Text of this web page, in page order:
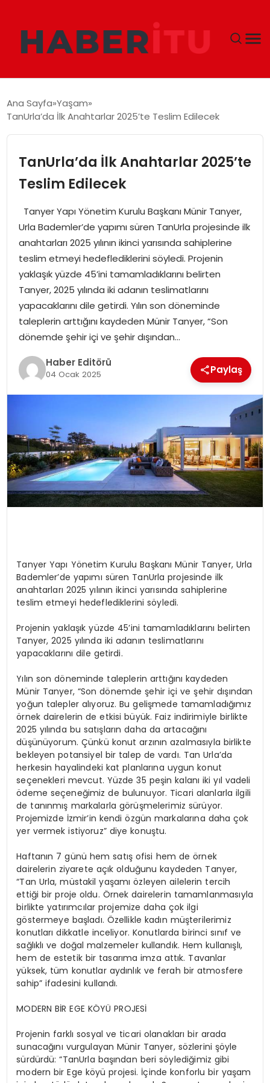
EKONOMI
SIYASET
TEKNOLOJI
EĞITIM
MAGAZIN
SPOR
YAŞAM
Ana Sayfa Yaşam
TanUrla’da İlk Anahtarlar 2025’te Teslim Edilecek
TanUrla’da İlk Anahtarlar 2025’te
Teslim Edilecek
Tanyer Yapı Yönetim Kurulu Başkanı Münir Tanyer,
Urla Bademler’de yapımı süren TanUrla projesinde ilk
anahtarları 2025 yılının ikinci yarısında sahiplerine
teslim etmeyi hedeflediklerini söyledi. Projenin
yaklaşık yüzde 45’ini tamamladıklarını belirten
Tanyer, 2025 yılında iki adanın teslimatlarını
yapacaklarını dile getirdi. Yılın son döneminde
taleplerin arttığını kaydeden Münir Tanyer, “Son
dönemde şehir içi ve şehir dışından…
Haber Editörü
04 Ocak 2025 Paylaş
Tanyer Yapı Yönetim Kurulu Başkanı Münir Tanyer, Urla
Bademler’de yapımı süren TanUrla projesinde ilk
anahtarları 2025 yılının ikinci yarısında sahiplerine
teslim etmeyi hedeflediklerini söyledi.
Projenin yaklaşık yüzde 45’ini tamamladıklarını belirten
Tanyer, 2025 yılında iki adanın teslimatlarını
yapacaklarını dile getirdi.
Yılın son döneminde taleplerin arttığını kaydeden
Münir Tanyer, “Son dönemde şehir içi ve şehir dışından
yoğun talepler alıyoruz. Bu gelişmede tamamladığımız
örnek dairelerin de etkisi büyük. Faiz indirimiyle birlikte
2025 yılında bu satışların daha da artacağını
düşünüyorum. Çünkü konut arzının azalmasıyla birlikte
bekleyen potansiyel bir talep de vardı. Tan Urla’da
herkesin hayalindeki kat planlarına uygun konut
seçenekleri mevcut. Yüzde 35 peşin kalanı iki yıl vadeli
ödeme seçeneğimiz de bulunuyor. Ticari alanlarla ilgili
de tanınmış markalarla görüşmelerimiz sürüyor.
Projemizde İzmir’in kendi özgün markalarına daha çok
yer vermek istiyoruz” diye konuştu.
Haftanın 7 günü hem satış ofisi hem de örnek
dairelerin ziyarete açık olduğunu kaydeden Tanyer,
“Tan Urla, müstakil yaşamı özleyen ailelerin tercih
ettiği bir proje oldu. Örnek dairelerin tamamlanmasıyla
birlikte yatırımcılar projemize daha çok ilgi
göstermeye başladı. Özellikle kadın müşterilerimiz
konutları dikkatle inceliyor. Konutlarda birinci sınıf ve
sağlıklı ve doğal malzemeler kullandık. Hem kullanışlı,
hem de estetik bir tasarıma imza attık. Tavanlar
yüksek, tüm konutlar aydınlık ve ferah bir atmosfere
sahip” ifadesini kullandı.
MODERN BİR EGE KÖYÜ PROJESİ
Projenin farklı sosyal ve ticari olanakları bir arada
sunacağını vurgulayan Münir Tanyer, sözlerini şöyle
sürdürdü: “TanUrla başından beri söylediğimiz gibi
modern bir Ege köyü projesi. İçinde konforlu bir yaşam